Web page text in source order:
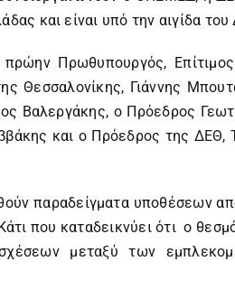
και είναι υπό την αιγίδα
πρώην Πρωθυπουργός,
Θεσσαλονίκης, Γιάννης
Βαλεργάκης, ο Πρόεδρος
και ο Πρόεδρος της
παραδείγματα υποθέσεων
που καταδεικνύει ότι ο
μεταξύ των